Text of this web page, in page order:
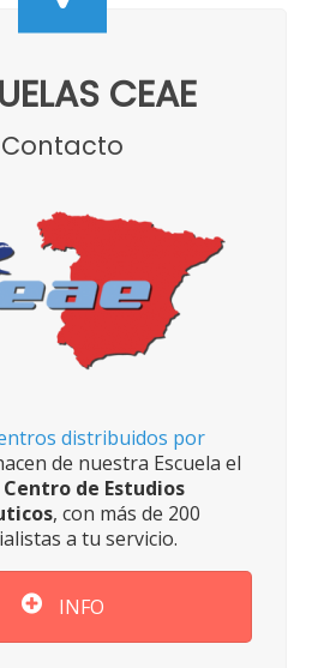
CEAE
Contacto
distribuidos por
de nuestra Escuela el
Centro de Estudios
, con más de 200
a tu servicio.
INFO